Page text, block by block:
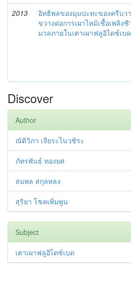
2013
อิทธิพลของมุมปะทะของครีบว
ขวางต่อการเผาไหม้เชื้อเพลิงชี
มวลภายในเตาเผาฟลูอิไดซ์เบด
Discover
Author
ณัติวิภา เจียระไนวชิระ
ภัทรพันธ์ ทองยศ
สมพล สกุลหลง
สุริยา โชคเพิ่มพูน
Subject
เตาเผาฟลูอิไดซ์เบด